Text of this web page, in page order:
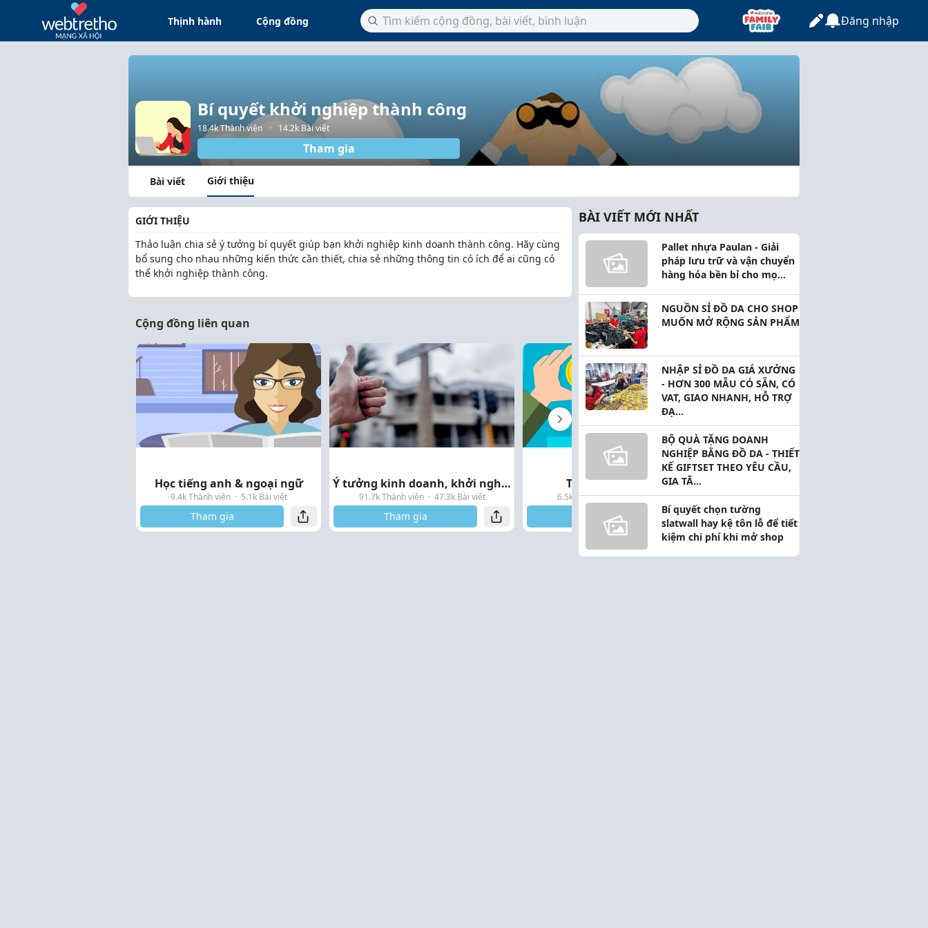
Thịnh hành Cộng đồng Đăng nhập
Bí quyết khởi nghiệp thành công
18.4k Thành viên · 14.2k Bài viết
Tham gia
Bài viết Giới thiệu
GIỚI THIỆU
Thảo luận chia sẻ ý tưởng bí quyết giúp bạn khởi nghiệp kinh doanh thành công. Hãy cùng
bổ sung cho nhau những kiến thức cần thiết, chia sẻ những thông tin có ích để ai cũng có
thể khởi nghiệp thành công.
Cộng đồng liên quan
Học tiếng anh & ngoại ngữ
9.4k Thành viên · 5.1k Bài viết
Tham gia
Ý tưởng kinh doanh, khởi nghiệ...
91.7k Thành viên · 47.3k Bài viết
Tham gia
Tài chính cá nhân
6.5k Thành viên · 2.6k Bài viết
Tham gia
66.3k Thành viên
Tham gia
BÀI VIẾT MỚI NHẤT
Pallet nhựa Paulan - Giải
pháp lưu trữ và vận chuyển
hàng hóa bền bỉ cho mọ...
NGUỒN SỈ ĐỒ DA CHO SHOP
MUỐN MỞ RỘNG SẢN PHẨM
NHẬP SỈ ĐỒ DA GIÁ XƯỞNG
- HƠN 300 MẪU CÓ SẴN, CÓ
VAT, GIAO NHANH, HỖ TRỢ
ĐẠ...
BỘ QUÀ TẶNG DOANH
NGHIỆP BẰNG ĐỒ DA - THIẾT
KẾ GIFTSET THEO YÊU CẦU,
GIA TĂ...
Bí quyết chọn tường
slatwall hay kệ tôn lỗ để tiết
kiệm chi phí khi mở shop